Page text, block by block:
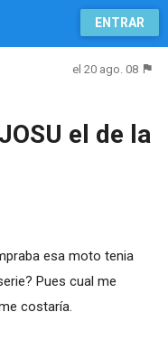
ENTRAR
el 20 ago. 08
el de la
esa moto tenia
Pues cual me
costaría.